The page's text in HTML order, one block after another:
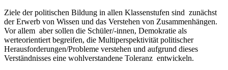
Ziele der politischen Bildung in allen Klassenstufen sind zunächst
der Erwerb von Wissen und das Verstehen von Zusammenhängen.
Vor allem aber sollen die Schüler/-innen, Demokratie als
werteorientiert begreifen, die Multiperspektivität politischer
Herausforderungen/Probleme verstehen und aufgrund dieses
Verständnisses eine wohlverstandene Toleranz entwickeln.